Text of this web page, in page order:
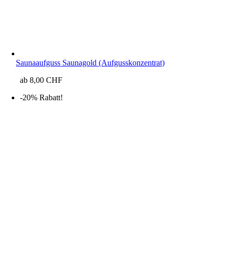
Saunaaufguss Saunagold (Aufgusskonzentrat)
ab8,00CHF
-20% Rabatt!